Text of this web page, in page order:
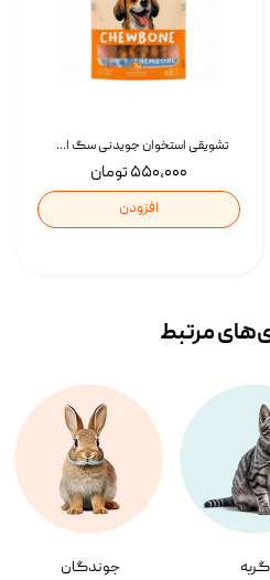
تشویقی استخوان جویدنی سگ اسنکی کرانچی با طعم مرغ Snacky Crunchy Munchy وزن 100 گرم
۵۵۰,۰۰۰ تومان
افزودن
گربه جوندگان
مرتبط